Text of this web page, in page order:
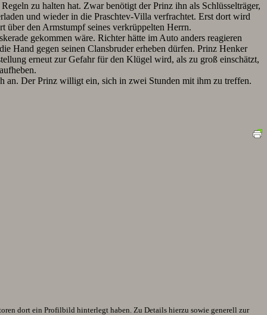
zu halten hat. Zwar benötigt der Prinz ihn als Schlüsselträger,
und wieder in die Praschtev-Villa verfrachtet. Erst dort wird
über den Armstumpf seines verkrüppelten Herrn.
gekommen wäre. Richter hätte im Auto anders reagieren
Hand gegen seinen Clansbruder erheben dürfen. Prinz Henker
erneut zur Gefahr für den Klügel wird, als zu groß einschätzt,
an. Der Prinz willigt ein, sich in zwei Stunden mit ihm zu treffen.
dort ein Profilbild hinterlegt haben. Zu Details hierzu sowie generell zur